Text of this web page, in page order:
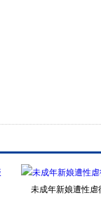
未成年新娘遭性虐